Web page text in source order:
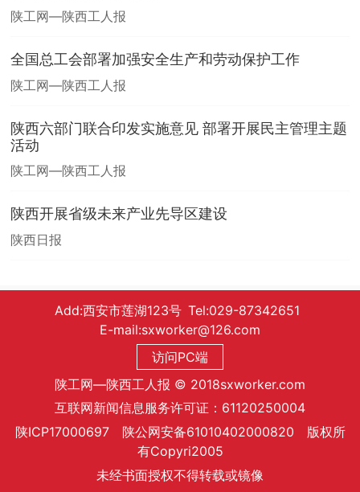
陕工网—陕西工人报
全国总工会部署加强安全生产和劳动保护工作
陕工网—陕西工人报
陕西六部门联合印发实施意见 部署开展民主管理主题
活动
陕工网—陕西工人报
陕西开展省级未来产业先导区建设
陕西日报
Add:西安市莲湖123号 Tel:029-87342651
E-mail:sxworker@126.com
访问PC端
陕工网—陕西工人报 © 2018sxworker.com
互联网新闻信息服务许可证：61120250004
陕ICP17000697 陕公网安备61010402000820 版权所
有Copyri2005
未经书面授权不得转载或镜像